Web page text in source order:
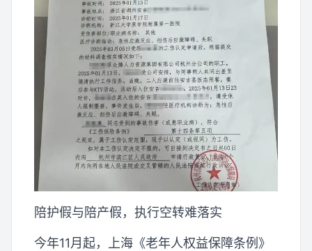
陪护假与陪产假，执行空转难落实
今年11月起，上海《老年人权益保障条例》